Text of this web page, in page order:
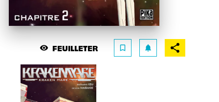
visibility FEUILLETER bookmark_border notifications